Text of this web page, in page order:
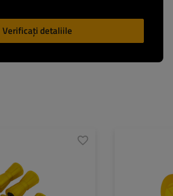
Verificați detaliile
190 mm
90 mm
61 mm
Diametru interior:
Diametrul